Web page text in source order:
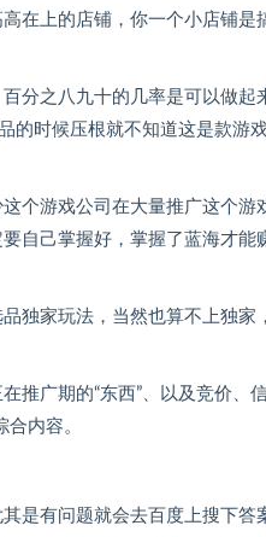
在上的店铺，你一个小店铺是
分之八九十的几率是可以做起
的时候压根就不知道这是款游
个游戏公司在大量推广这个游
自己掌握好，掌握了蓝海才能
独家玩法，当然也算不上独家
推广期的“东西”、以及竞价、
内容。
是有问题就会去百度上搜下答